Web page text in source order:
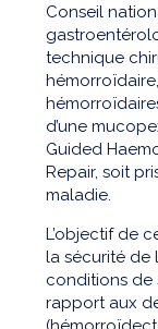
Conseil
technique
d’une
Guided
Repair, soit
maladie.
L’objectif de
la sécurité de
conditions de
rapport aux